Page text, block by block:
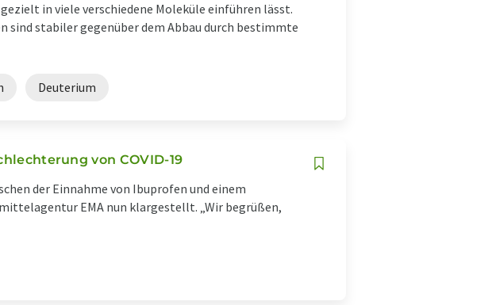
in viele verschiedene Moleküle einführen lässt.
sind stabiler gegenüber dem Abbau durch bestimmte
Deuterium
von COVID-19
der Einnahme von Ibuprofen und einem
EMA nun klargestellt. „Wir begrüßen,